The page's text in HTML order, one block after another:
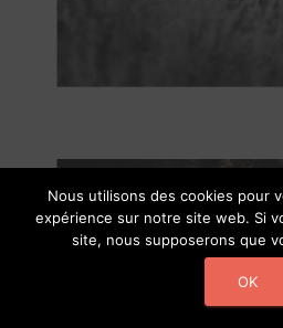
Nous utilisons des cookies pour
expérience sur notre site web. Si
site, nous supposerons que
OK